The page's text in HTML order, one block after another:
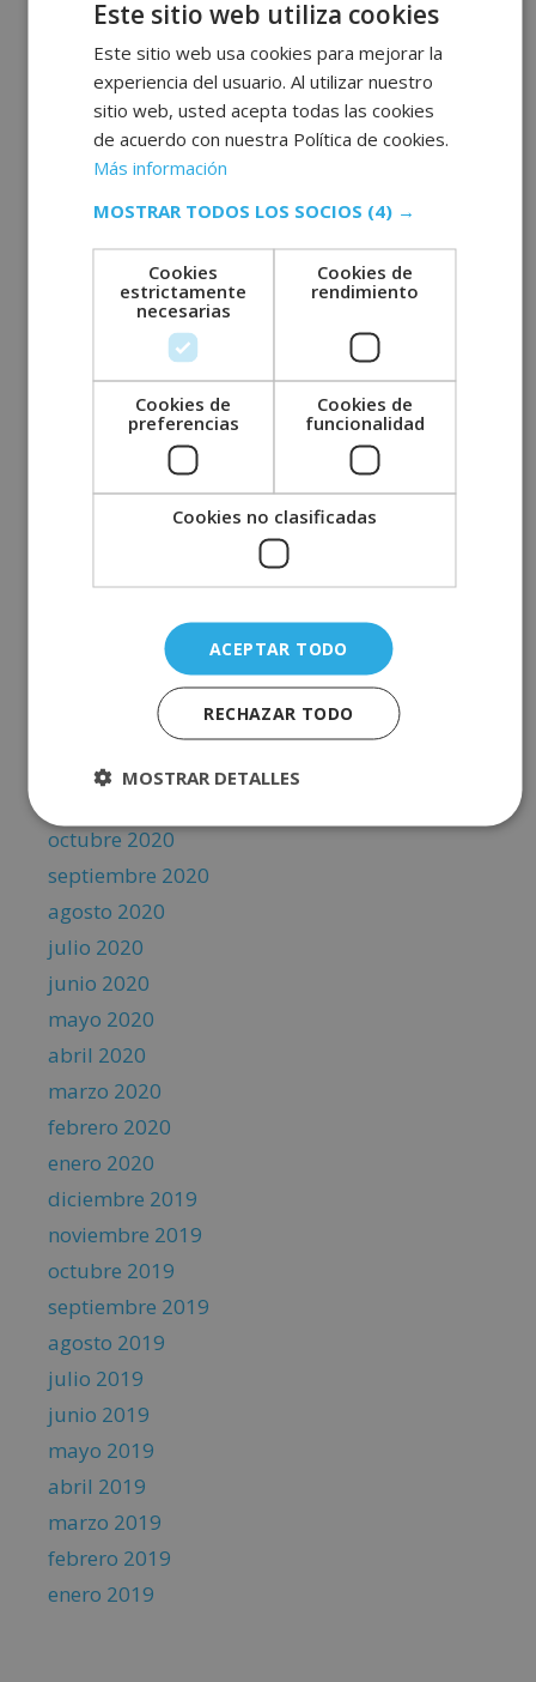
septiembre 2022
agosto 2022
julio 2022
junio 2022
mayo 2022
febrero 2022
enero 2022
diciembre 2021
octubre 2021
septiembre 2021
mayo 2021
febrero 2021
diciembre 2020
octubre 2020
septiembre 2020
agosto 2020
julio 2020
junio 2020
mayo 2020
abril 2020
marzo 2020
febrero 2020
enero 2020
diciembre 2019
noviembre 2019
octubre 2019
septiembre 2019
agosto 2019
julio 2019
junio 2019
mayo 2019
abril 2019
marzo 2019
febrero 2019
enero 2019
Este sitio web utiliza cookies
Este sitio web usa cookies para mejorar la
experiencia del usuario. Al utilizar nuestro
sitio web, usted acepta todas las cookies
de acuerdo con nuestra Política de cookies.
Más información
MOSTRAR TODOS LOS SOCIOS (4) →
Cookies
estrictamente
necesarias
Cookies de
rendimiento
Cookies de
preferencias
Cookies de
funcionalidad
Cookies no clasificadas
ACEPTAR TODO
RECHAZAR TODO
MOSTRAR DETALLES